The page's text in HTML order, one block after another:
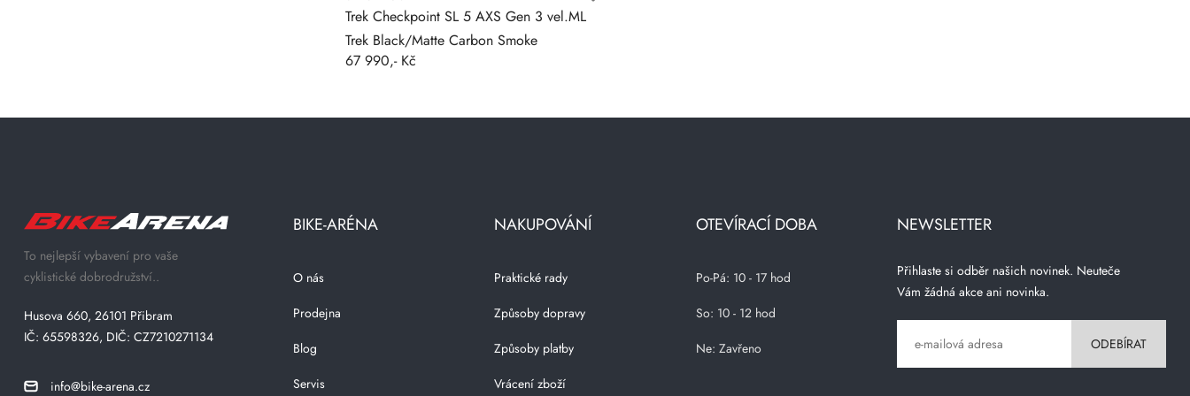
Trek Checkpoint SL 5 AXS Gen 3 vel.ML
Trek Black/Matte Carbon Smoke
67 990,- Kč
To nejlepší vybavení pro vaše
cyklistické dobrodružství..
Husova 660, 26101 Přibram
IČ: 65598326, DIČ: CZ7210271134
info@bike-arena.cz
BIKE-ARÉNA
O nás
Prodejna
Blog
Servis
NAKUPOVÁNÍ
Praktické rady
Způsoby dopravy
Způsoby platby
Vrácení zboží
OTEVÍRACÍ DOBA
Po-Pá: 10 - 17 hod
So: 10 - 12 hod
Ne: Zavřeno
NEWSLETTER
Přihlaste si odběr našich novinek. Neuteče
Vám žádná akce ani novinka.